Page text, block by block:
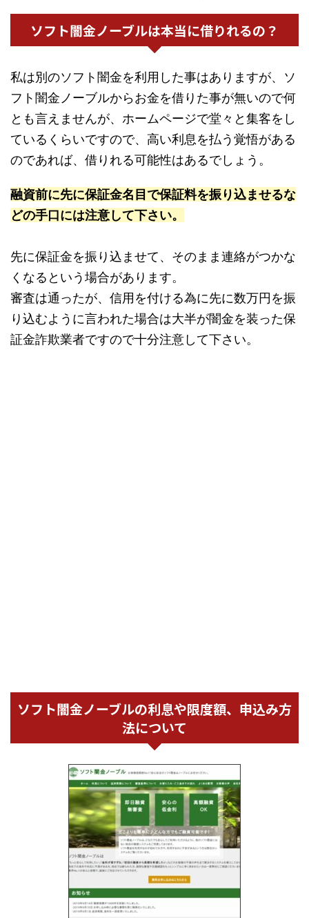
ソフト闇金ノーブルは本当に借りれるの？
私は別のソフト闇金を利用した事はありますが、ソ
フト闇金ノーブルからお金を借りた事が無いので何
とも言えませんが、ホームページで堂々と集客をし
ているくらいですので、高い利息を払う覚悟がある
のであれば、借りれる可能性はあるでしょう。
融資前に先に保証金名目で保証料を振り込ませるな
どの手口には注意して下さい。
先に保証金を振り込ませて、そのまま連絡がつかな
くなるという場合があります。
審査は通ったが、信用を付ける為に先に数万円を振
り込むように言われた場合は大半が闇金を装った保
証金詐欺業者ですので十分注意して下さい。
ソフト闇金ノーブルの利息や限度額、申込み方
法について